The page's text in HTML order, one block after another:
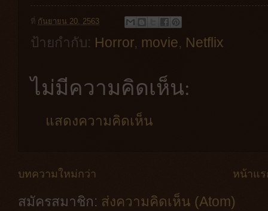
ที่ กันยายน 20, 2563
ป้ายกำกับ: Horror, movie, Netflix
ไม่มีความคิดเห็น:
แสดงความคิดเห็น
บทความใหม่กว่า หน้าแร
สมัครสมาชิก: ส่งความคิดเห็น (Atom)